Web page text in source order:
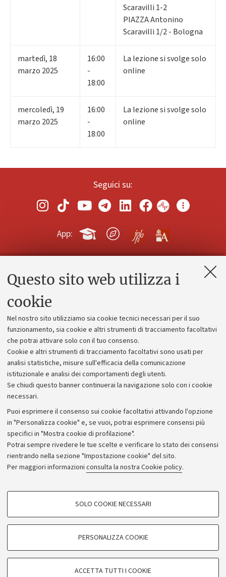
Questo sito web utilizza i
cookie
Nel nostro sito utilizziamo sia cookie tecnici necessari per il suo
funzionamento, sia cookie e altri strumenti di tracciamento facoltativi
che potrai attivare solo con il tuo consenso.
Cookie e altri strumenti di tracciamento facoltativi sono usati per
analisi statistiche, misure sull'efficacia della comunicazione
istituzionale e analisi dei comportamenti degli utenti.
Se chiudi questo banner continuerai la navigazione solo con i cookie
necessari.
Puoi esprimere il consenso sui cookie facoltativi attivando l'opzione
in "Personalizza cookie" e, se vuoi, potrai esprimere consensi più
specifici in "Mostra cookie di profilazione".
Potrai sempre rivedere le tue scelte e verificare lo stato dei consensi
rientrando nella sezione "Impostazione cookie" del sito.
Per maggiori informazioni consulta la nostra Cookie policy.
COOKIE DI PROFILAZIONE - FACOLTATIVI
COOKIE TECNICI - NECESSARI
SOLO COOKIE NECESSARI
PERSONALIZZA COOKIE
ACCETTA TUTTI I COOKIE
Scaravilli 1-2
PIAZZA Antonino
Scaravilli 1/2 - Bologna
martedì, 18
marzo 2025
16:00
-
18:00
La lezione si svolge solo
online
mercoledì, 19
marzo 2025
16:00
-
18:00
La lezione si svolge solo
online
Seguici su:
App:
Contatti e PEC
Alumni community
Piano strategico
Bilanci
Donazioni e 5x1000
Merchandising - UniboStore
Bandi, gare e concorsi
Albo online
Amministrazione trasparente
Atti di notifica
Informazioni sul sito e accessibilità
Dichiarazione di accessibilità
Privacy e note legali
Impostazioni Cookie
©Copyright 2026 - ALMA MATER STUDIORUM - Università di
Bologna - Via Zamboni,33 - 40126Bologna - PI: